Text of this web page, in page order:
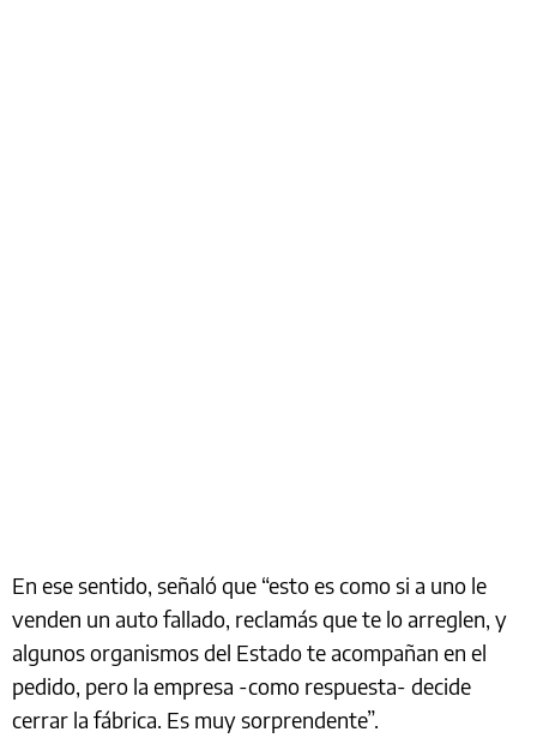
En ese sentido, señaló que “esto es como si a uno le
venden un auto fallado, reclamás que te lo arreglen, y
algunos organismos del Estado te acompañan en el
pedido, pero la empresa -como respuesta- decide
cerrar la fábrica. Es muy sorprendente”.